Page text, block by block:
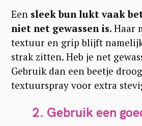
Een sleek bun lukt vaak
niet net gewassen is. Haar
textuur en grip blijft
strak zitten. Heb je net
Gebruik dan een beetje
textuurspray voor extra
2. Gebruik een